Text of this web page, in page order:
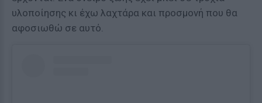
υλοποίησης κι έχω λαχτάρα και προσμονή που θα
αφοσιωθώ σε αυτό.